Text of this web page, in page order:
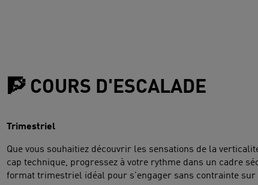
🧗 COURS D'ESCALADE
Trimestriel
Que vous souhaitiez découvrir les sensations de la
cap technique, progressez à votre rythme dans un cadre
format trimestriel idéal pour s'engager sans contrainte sur